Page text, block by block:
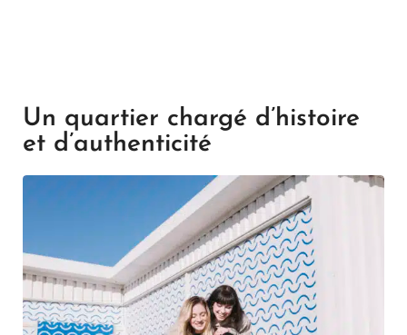
Un quartier chargé d’histoire
et d’authenticité